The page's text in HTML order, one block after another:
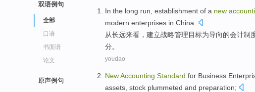
双语例句
全部
口语
书面语
论文
原声例句
In the long run establishment of a new
modern enterprises in China
从长远来看， 建立战略管理目标为导向的会计制
分。
youdao
NewAccounting Standard for Business
assets stock plummeted and preparation;